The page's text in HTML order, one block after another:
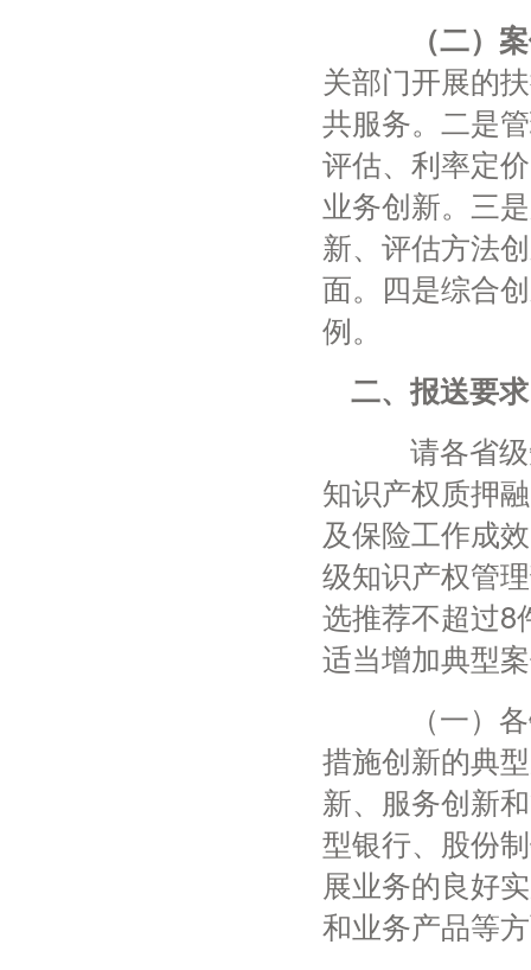
（二）案
关部门开展的
共服务。二是
评估、利率定
业务创新。三
新、评估方法
面。四是综合
例。
二、报送要求
请各省级
知识产权质押
及保险工作成
级知识产权管
选推荐不超过8
适当增加典型
（一）各
措施创新的典
新、服务创新
型银行、股份
展业务的良好
和业务产品等